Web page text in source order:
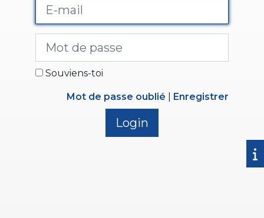
Souviens-toi
Mot de passe oublié Enregistrer
Login